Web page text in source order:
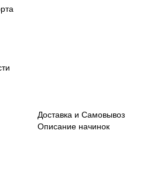
Доставка и Самовывоз
Описание начинок